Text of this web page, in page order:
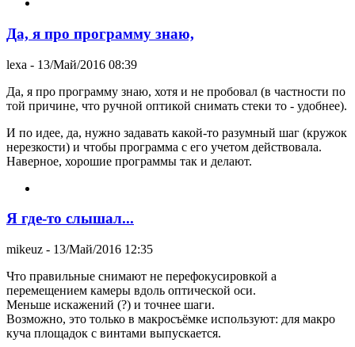
Да, я про программу знаю,
lexa - 13/Май/2016 08:39
Да, я про программу знаю, хотя и не пробовал (в частности по
той причине, что ручной оптикой снимать стеки то - удобнее).
И по идее, да, нужно задавать какой-то разумный шаг (кружок
нерезкости) и чтобы программа с его учетом действовала.
Наверное, хорошие программы так и делают.
Я где-то слышал...
mikeuz - 13/Май/2016 12:35
Что правильные снимают не перефокусировкой а
перемещением камеры вдоль оптической оси.
Меньше искажений (?) и точнее шаги.
Возможно, это только в макросъёмке используют: для макро
куча площадок с винтами выпускается.